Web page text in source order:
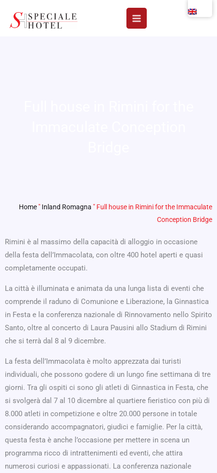
Home " Inland Romagna " Full house in Rimini for the Immaculate
Conception Bridge
Rimini è al massimo della capacità di alloggio in occasione
della festa dell’Immacolata, con oltre 400 hotel aperti e quasi
completamente occupati.
La città è illuminata e animata da una lunga lista di eventi che
comprende il raduno di Comunione e Liberazione, la Ginnastica
in Festa e la conferenza nazionale di Rinnovamento nello Spirito
Santo, oltre al concerto di Laura Pausini allo Stadium di Rimini
che si terrà dal 8 al 9 dicembre.
La festa dell’Immacolata è molto apprezzata dai turisti
individuali, che possono godere di un lungo fine settimana di tre
giorni. Tra gli ospiti ci sono gli atleti di Ginnastica in Festa, che
si svolgerà dal 7 al 10 dicembre al quartiere fieristico con più di
8.000 atleti in competizione e oltre 20.000 persone in totale
considerando accompagnatori, giudici e famiglie. Per la città,
questa festa è anche l’occasione per mettere in scena un
programma ricco di intrattenimenti ed eventi, che attira
numerosi curiosi e appassionati. La conferenza nazionale